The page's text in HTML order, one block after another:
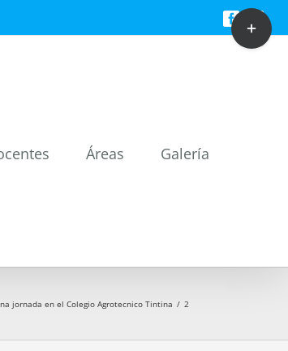
Facebook
Áreas Galería
jornada en el Colegio Agrotecnico Tintina / 2
Toggle
Sliding